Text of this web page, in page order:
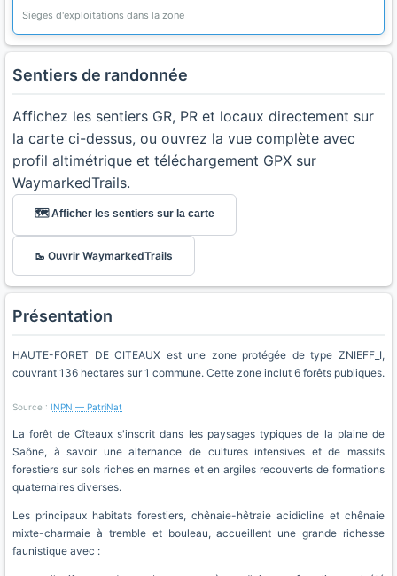
Sieges d'exploitations dans la zone
Sentiers de randonnée
Affichez les sentiers GR, PR et locaux directement sur
la carte ci-dessus, ou ouvrez la vue complète avec
profil altimétrique et téléchargement GPX sur
WaymarkedTrails.
🗺️ Afficher les sentiers sur la carte
🥾 Ouvrir WaymarkedTrails
Présentation
HAUTE-FORET DE CITEAUX est une zone protégée de type ZNIEFF_I,
couvrant 136 hectares sur 1 commune. Cette zone inclut 6 forêts publiques.
Source : INPN — PatriNat
La forêt de Cîteaux s'inscrit dans les paysages typiques de la plaine de
Saône, à savoir une alternance de cultures intensives et de massifs
forestiers sur sols riches en marnes et en argiles recouverts de formations
quaternaires diverses.
Les principaux habitats forestiers, chênaie-hêtraie acidicline et chênaie
mixte-charmaie à tremble et bouleau, accueillent une grande richesse
faunistique avec :